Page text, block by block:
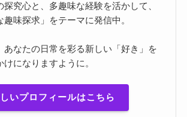
究心と、多趣味な経験を活かして、
趣味探求」をテーマに発信中。
あなたの日常を彩る新しい「好き」を
けになりますように。
いプロフィールはこちら